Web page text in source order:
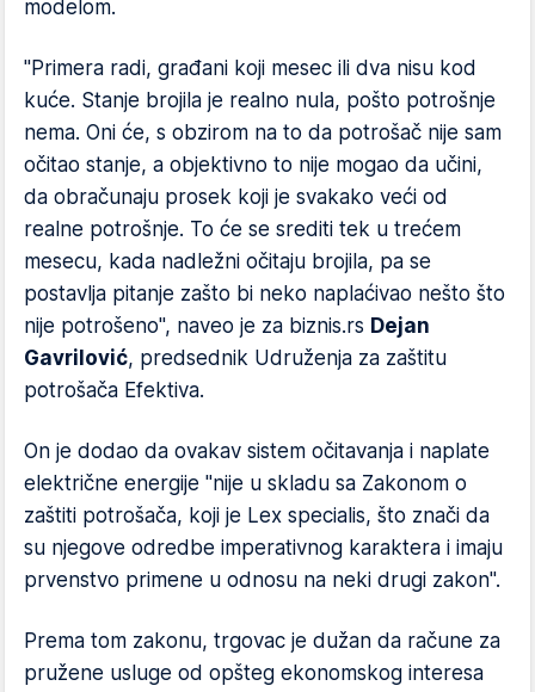
modelom.
"Primera radi, građani koji mesec ili dva nisu kod
kuće. Stanje brojila je realno nula, pošto potrošnje
nema. Oni će, s obzirom na to da potrošač nije sam
očitao stanje, a objektivno to nije mogao da učini,
da obračunaju prosek koji je svakako veći od
realne potrošnje. To će se srediti tek u trećem
mesecu, kada nadležni očitaju brojila, pa se
postavlja pitanje zašto bi neko naplaćivao nešto što
nije potrošeno", naveo je za biznis.rs Dejan
Gavrilović, predsednik Udruženja za zaštitu
potrošača Efektiva.
On je dodao da ovakav sistem očitavanja i naplate
električne energije "nije u skladu sa Zakonom o
zaštiti potrošača, koji je Lex specialis, što znači da
su njegove odredbe imperativnog karaktera i imaju
prvenstvo primene u odnosu na neki drugi zakon".
Prema tom zakonu, trgovac je dužan da račune za
pružene usluge od opšteg ekonomskog interesa